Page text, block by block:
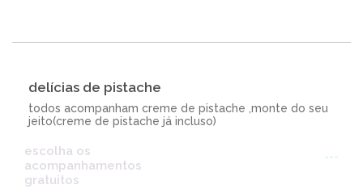
delícias de pistache
todos acompanham creme de pistache ,monte do seu
jeito(creme de pistache já incluso)
escolha os
acompanhamentos
gratuitos
---